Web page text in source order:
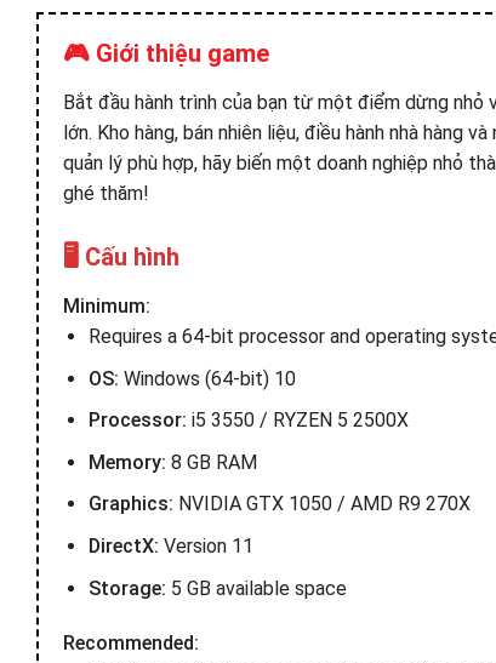
🎮 Giới thiệu game
Bắt đầu hành trình của bạn từ một điểm dừng
lớn. Kho hàng, bán nhiên liệu, điều hành nhà hàng
quản lý phù hợp, hãy biến một doanh nghiệp nhỏ
ghé thăm!
🖥️ Cấu hình
Minimum:
Requires a 64-bit processor and operating
OS: Windows (64-bit) 10
Processor: i5 3550 / RYZEN 5 2500X
Memory: 8 GB RAM
Graphics: NVIDIA GTX 1050 / AMD R9 270X
DirectX: Version 11
Storage: 5 GB available space
Recommended: